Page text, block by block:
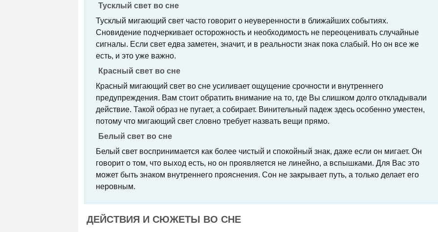
Тусклый свет во сне
Тусклый мигающий свет часто говорит о неуверенности в ближайших событиях.
Сновидение подчеркивает осторожность и необходимость не переоценивать случайные
сигналы. Если свет едва заметен, значит, и в реальности знак пока слабый. Но он все же
есть, и это уже важно.
Красный свет во сне
Красный мигающий свет во сне усиливает ощущение срочности и внутреннего
предупреждения. Вам стоит обратить внимание на то, где Вы слишком долго откладывали
действие. Такой образ не пугает, а собирает. Винительный падеж здесь особенно уместен,
потому что мигающий свет словно требует назвать вещи прямо.
Белый свет во сне
Белый свет воспринимается как более чистый и спокойный знак, даже если он мигает. Он
говорит о том, что выход есть, но он проявляется не линейно, а вспышками. Для Вас это
может быть знаком внутреннего прояснения. Сон не закрывает путь, а только делает его
неровным.
ДЕЙСТВИЯ И СЮЖЕТЫ ВО СНЕ